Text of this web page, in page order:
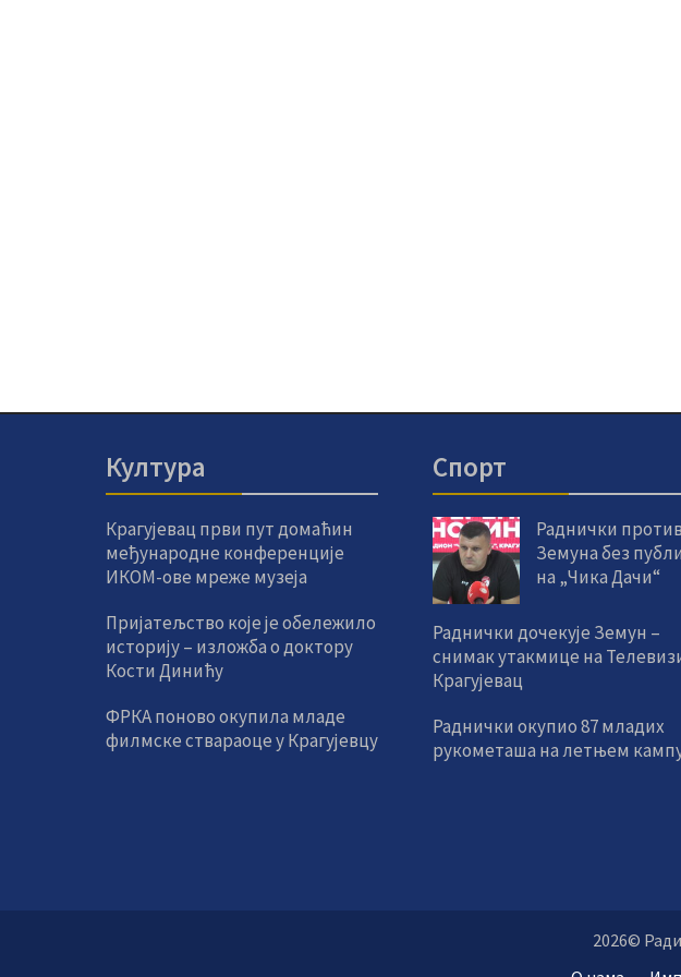
Култура
Крагујевац први пут домаћин
међународне конференције
ИКОМ-ове мреже музеја
Пријатељство које је обележило
историју – изложба о доктору
Кости Динићу
ФРКА поново окупила младе
филмске ствараоце у Крагујевцу
Спорт
Раднички против
Земуна без
на „Чика Дачи“
Раднички дочекује Земун –
снимак утакмице на
Крагујевац
Раднички окупио 87 младих
рукометаша на летњем
2026©